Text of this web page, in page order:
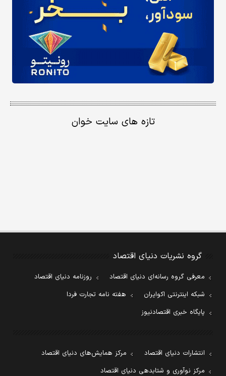
تازه های سایت خوان
گروه نشریات دنیای اقتصاد
معرفی گروه رسانه‌ای دنیای اقتصاد
روزنامه دنیای اقتصاد
شبکه اینترنتی اکوایران
هفته نامه تجارت فردا
پایگاه خبری اقتصادنیوز
انتشارات دنیای اقتصاد
مرکز همایش‌های دنیای اقتصاد
مرکز نوآوری و شتابدهی دنیای اقتصاد